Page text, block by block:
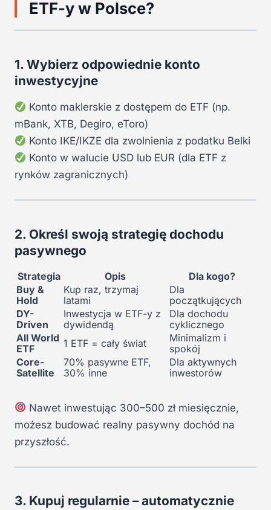
ETF-y w Polsce?
1. Wybierz odpowiednie konto
inwestycyjne
Konto maklerskie z dostępem do ETF (np.
mBank, XTB, Degiro, eToro)
Konto IKE/IKZE dla zwolnienia z podatku Belki
Konto w walucie USD lub EUR (dla ETF z
rynków zagranicznych)
2. Określ swoją strategię dochodu
pasywnego
Strategia Opis
Dla kogo?
Buy &
Hold
Kup raz, trzymaj
latami
Dla
początkujących
DY-
Driven
Inwestycja w ETF-y z
dywidendą
Dla dochodu
cyklicznego
All World
ETF
1 ETF = cały świat
Minimalizm i
spokój
Core-
Satellite
70% pasywne ETF,
30% inne
Dla aktywnych
inwestorów
Nawet inwestując 300–500 zł miesięcznie,
możesz budować realny pasywny dochód na
przyszłość.
3. Kupuj regularnie – automatycznie